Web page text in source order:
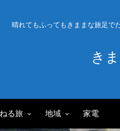
晴れてもふってもきままな旅足で
き
る旅 地域 家電